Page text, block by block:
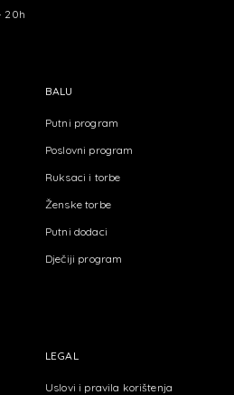
20h
BALU
Putni program
Poslovni program
Ruksaci i torbe
Ženske torbe
Putni dodaci
Dječiji program
LEGAL
Uslovi i pravila korištenja